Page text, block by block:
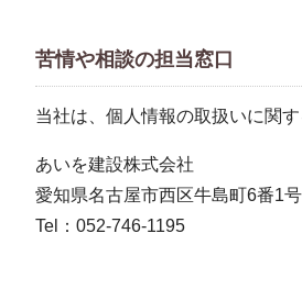
苦情や相談の担当窓口
当社は、個人情報の取扱いに関
あいを建設株式会社
愛知県名古屋市西区牛島町6番1
Tel：052-746-1195